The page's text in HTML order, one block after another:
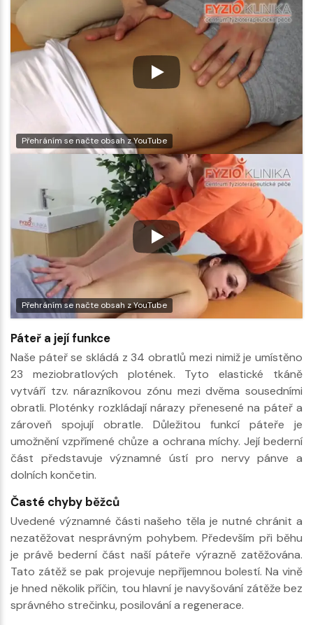
Přehráním se načte obsah z YouTube
Přehráním se načte obsah z YouTube
Páteř a její funkce
Naše páteř se skládá z 34 obratlů mezi nimiž je umístěno
23 meziobratlových plotének. Tyto elastické tkáně
vytváří tzv. nárazníkovou zónu mezi dvěma sousedními
obratli. Ploténky rozkládají nárazy přenesené na páteř a
zároveň spojují obratle. Důležitou funkcí páteře je
umožnění vzpřímené chůze a ochrana míchy. Její bederní
část představuje významné ústí pro nervy pánve a
dolních končetin.
Časté chyby běžců
Uvedené významné části našeho těla je nutné chránit a
nezatěžovat nesprávným pohybem. Především při běhu
je právě bederní část naší páteře výrazně zatěžována.
Tato zátěž se pak projevuje nepříjemnou bolestí. Na vině
je hned několik příčin, tou hlavní je navyšování zátěže bez
správného strečinku, posilování a regenerace.